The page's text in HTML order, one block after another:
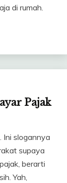
di rumah.
Pajak
Ini slogannya
supaya
berarti
Yah,